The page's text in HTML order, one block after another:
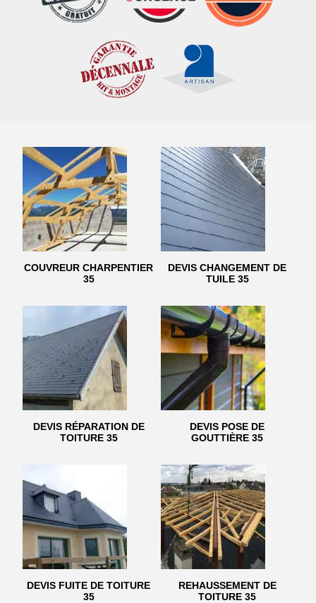
COUVREUR CHARPENTIER
35
DEVIS CHANGEMENT DE
TUILE 35
DEVIS RÉPARATION DE
TOITURE 35
DEVIS POSE DE
GOUTTIÈRE 35
DEVIS FUITE DE TOITURE
35
REHAUSSEMENT DE
TOITURE 35